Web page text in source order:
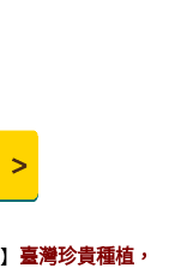
】 臺灣珍貴種植，